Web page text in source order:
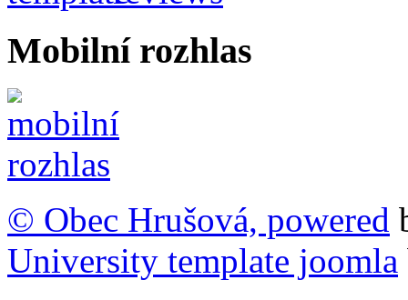
Mobilní rozhlas
© Obec Hrušová, powered
University template joomla